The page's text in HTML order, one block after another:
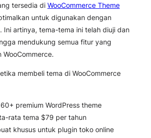
tersedia di WooCommerce Theme
untuk digunakan dengan
Ini artinya, tema-tema ini telah diuji dan
mendukung semua fitur yang
WooCommerce.
membeli tema di WooCommerce
premium WordPress theme
rata tema $79 per tahun
khusus untuk plugin toko online